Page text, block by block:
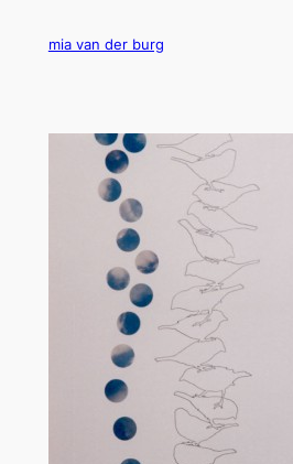
mia van der burg